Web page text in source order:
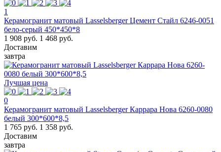
1
Керамогранит матовый Lasselsberger Цемент Стайл 6246-0051
бело-серый 450*450*8
1 908 руб. 1 468 руб.
Доставим
завтра
Лучшая цена
0
Керамогранит матовый Lasselsberger Каррара Нова 6260-0080
белый 300*600*8,5
1 765 руб. 1 358 руб.
Доставим
завтра